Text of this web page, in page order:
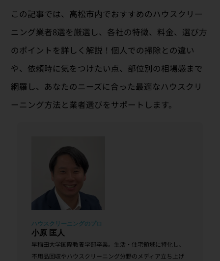
この記事では、高松市内でおすすめのハウスクリー
ニング業者8選を厳選し、各社の特徴、料金、選び方
のポイントを詳しく解説！個人での掃除との違い
や、依頼時に気をつけたい点、部位別の相場感まで
網羅し、あなたのニーズに合った最適なハウスクリ
ーニング方法と業者選びをサポートします。
小原 匡人
早稲田大学国際教養学部卒業。生活・住宅領域に特化し、
不用品回収やハウスクリーニング分野のメディア立ち上げ